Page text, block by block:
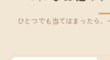
ひとつでも当てはまったら、